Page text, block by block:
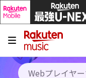
キャンペーン
料金プラン
使い方